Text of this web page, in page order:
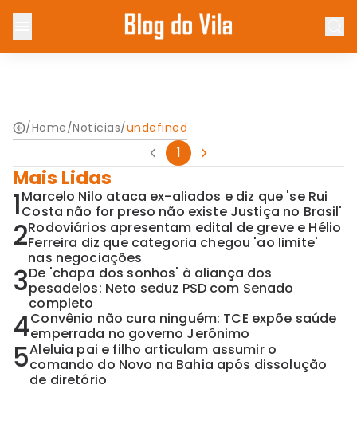
/Home/Notícias/undefined
1
Mais Lidas
1Marcelo Nilo ataca ex-aliados e diz que 'se Rui
Costa não for preso não existe Justiça no Brasil'
2Rodoviários apresentam edital de greve e Hélio
Ferreira diz que categoria chegou 'ao limite'
nas negociações
3De 'chapa dos sonhos' à aliança dos
pesadelos: Neto seduz PSD com Senado
completo
4Convênio não cura ninguém: TCE expõe saúde
emperrada no governo Jerônimo
5Aleluia pai e filho articulam assumir o
comando do Novo na Bahia após dissolução
de diretório